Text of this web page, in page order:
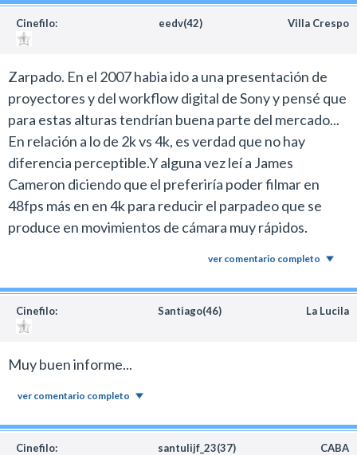
Cinefilo: eedv(42) Villa Crespo
Zarpado. En el 2007 habia ido a una presentación de
proyectores y del workflow digital de Sony y pensé que
para estas alturas tendrían buena parte del mercado...
En relación a lo de 2k vs 4k, es verdad que no hay
diferencia perceptible.Y alguna vez leí a James
Cameron diciendo que el preferiría poder filmar en
48fps más en en 4k para reducir el parpadeo que se
produce en movimientos de cámara muy rápidos.
ver comentario completo
Cinefilo: Santiago(46) La Lucila
Muy buen informe...
ver comentario completo
Cinefilo: santulijf_23(37) CABA